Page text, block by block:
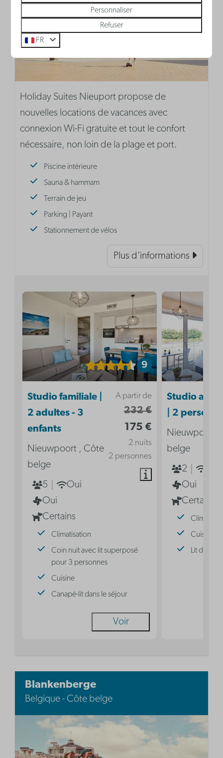
Holiday Suites Nieuport propose de
nouvelles locations de vacances avec
connexion Wi-Fi gratuite et tout le confort
nécessaire, non loin de la plage et port.
Piscine intérieure
Sauna & hammam
Terrain de jeu
Parking | Payant
Stationnement de vélos
Plus d'informations
9
A partir de
232 €
175 €
2 nuits
2 personnes
Studio familiale |
2 adultes - 3
enfants
Nieuwpoort , Côte
belge
5
Oui
Oui
Certains
Climatisation
Coin nuit avec lit superposé
pour 3 personnes
Cuisine
Canapé-lit dans le séjour
Voir
Studio
| 2
Nieuwpoort ,
belge
2
Oui
Certains
Cuisine
Lit
Blankenberge
Belgique - Côte belge
Personnaliser
Refuser
FR